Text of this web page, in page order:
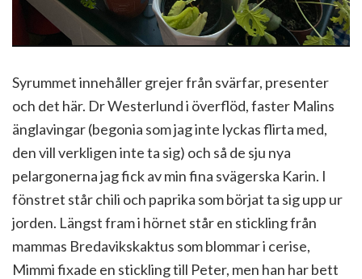
Syrummet innehåller grejer från svärfar, presenter
och det här. Dr Westerlund i överflöd, faster Malins
änglavingar (begonia som jag inte lyckas flirta med,
den vill verkligen inte ta sig) och så de sju nya
pelargonerna jag fick av min fina svägerska Karin. I
fönstret står chili och paprika som börjat ta sig upp ur
jorden. Längst fram i hörnet står en stickling från
mammas Bredavikskaktus som blommar i cerise,
Mimmi fixade en stickling till Peter, men han har bett